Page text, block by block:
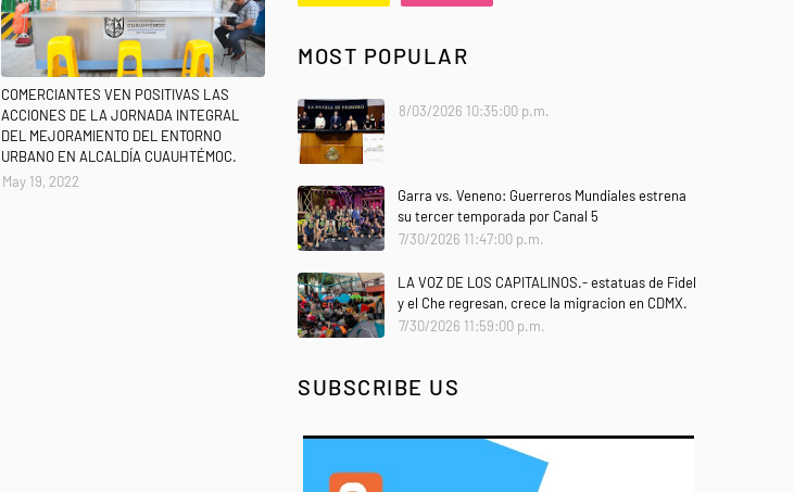
COMERCIANTES VEN POSITIVAS LAS
ACCIONES DE LA JORNADA INTEGRAL
DEL MEJORAMIENTO DEL ENTORNO
URBANO EN ALCALDÍA CUAUHTÉMOC.
May 19, 2022
MOST POPULAR
8/03/2026 10:35:00 p.m.
Garra vs. Veneno: Guerreros Mundiales estrena
su tercer temporada por Canal 5
7/30/2026 11:47:00 p.m.
LA VOZ DE LOS CAPITALINOS.- estatuas de Fidel
y el Che regresan, crece la migracion en CDMX.
7/30/2026 11:59:00 p.m.
SUBSCRIBE US